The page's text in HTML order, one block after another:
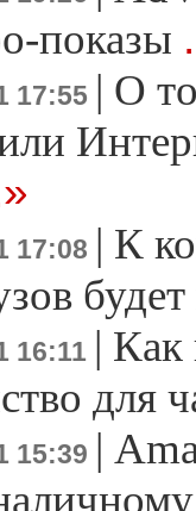
показы
17:55 | О
17:08 | К
16:11 | Как
для
15:39 |